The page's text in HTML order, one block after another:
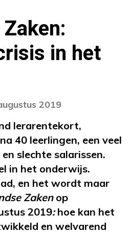
in het
2019
lerarentekort,
40 leerlingen, een veel
slechte salarissen.
in het onderwijs.
en het wordt maar
Zaken op
2019:hoe kan het
en welvarend